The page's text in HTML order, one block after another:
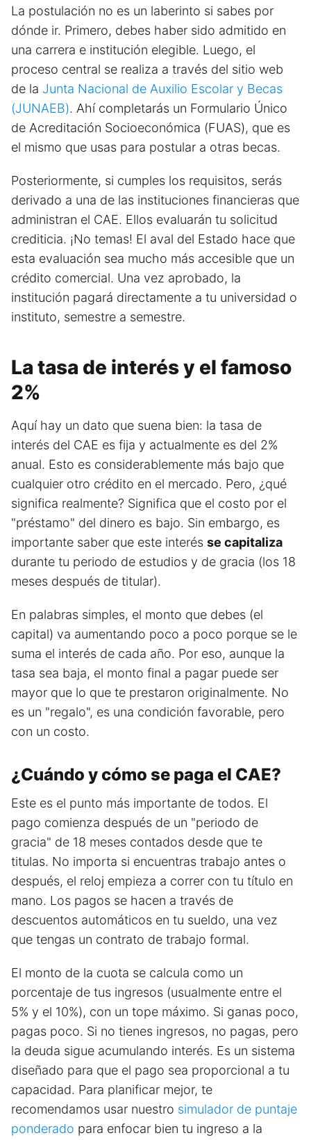
La postulación no es un laberinto si sabes por
dónde ir. Primero, debes haber sido admitido en
una carrera e institución elegible. Luego, el
proceso central se realiza a través del sitio web
de la Junta Nacional de Auxilio Escolar y Becas
(JUNAEB). Ahí completarás un Formulario Único
de Acreditación Socioeconómica (FUAS), que es
el mismo que usas para postular a otras becas.
Posteriormente, si cumples los requisitos, serás
derivado a una de las instituciones financieras que
administran el CAE. Ellos evaluarán tu solicitud
crediticia. ¡No temas! El aval del Estado hace que
esta evaluación sea mucho más accesible que un
crédito comercial. Una vez aprobado, la
institución pagará directamente a tu universidad o
instituto, semestre a semestre.
La tasa de interés y el famoso
2%
Aquí hay un dato que suena bien: la tasa de
interés del CAE es fija y actualmente es del 2%
anual. Esto es considerablemente más bajo que
cualquier otro crédito en el mercado. Pero, ¿qué
significa realmente? Significa que el costo por el
"préstamo" del dinero es bajo. Sin embargo, es
importante saber que este interés se capitaliza
durante tu periodo de estudios y de gracia (los 18
meses después de titular).
En palabras simples, el monto que debes (el
capital) va aumentando poco a poco porque se le
suma el interés de cada año. Por eso, aunque la
tasa sea baja, el monto final a pagar puede ser
mayor que lo que te prestaron originalmente. No
es un "regalo", es una condición favorable, pero
con un costo.
¿Cuándo y cómo se paga el CAE?
Este es el punto más importante de todos. El
pago comienza después de un "periodo de
gracia" de 18 meses contados desde que te
titulas. No importa si encuentras trabajo antes o
después, el reloj empieza a correr con tu título en
mano. Los pagos se hacen a través de
descuentos automáticos en tu sueldo, una vez
que tengas un contrato de trabajo formal.
El monto de la cuota se calcula como un
porcentaje de tus ingresos (usualmente entre el
5% y el 10%), con un tope máximo. Si ganas poco,
pagas poco. Si no tienes ingresos, no pagas, pero
la deuda sigue acumulando interés. Es un sistema
diseñado para que el pago sea proporcional a tu
capacidad. Para planificar mejor, te
recomendamos usar nuestro simulador de puntaje
ponderado para enfocar bien tu ingreso a la